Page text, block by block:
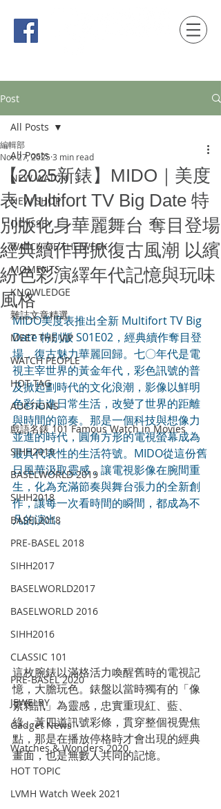
Post
All Posts
NEW WATCH
NEW SHOP
ODYSSEY
WATCH OF THE WEEK
MOMENTS
KNOWLEDGE
雜誌文章精選
MEET THE VIP
WATCH PEOPLE
HOT TAG
AUCTIONS
戲語名錶 101 Famous Watch in Movies
SIHH2019
BASELWORLD 2019
SIHH2018
BASEL2018
PRE-BASEL 2018
SIHH2017
BASELWORLD2017
BASELWORLD 2016
SIHH2016
CLASSIC 101
PRE-BASEL 2020
JEWELRY
Gadget News
Watches & Wonders 2020
HOT TOPIC
LVMH Watch Week 2021
All Posts
【2025新錶】MIDO｜美度
表 Multifort TV Big Date 特
別版化身華麗舞台 奪目登場
經典續作再掀復古風潮 以繽
紛色彩演繹年代記憶與玩味
風格
編輯部
Nov 27, 2025 3 min read
MIDO美度表推出全新 Multifort TV Big
Date 特別版 S01E02，經典續作奪目登
場，復古魅力華麗回歸。七〇年代是電
視主宰世界的黃金年代，彩色訊號的普
及掀起劃時代的文化浪潮，影像以鮮明
色彩走進日常生活，改變了世界的距離
與時間的節奏。那是一個科技與想像力
並進的時代，圓角方形的電視螢幕成為
最具代表性的生活符號。MIDO從這份舊
日風華汲取靈感，讓電視影像在腕間重
生，化為充滿節奏與舞台張力的全新創
作，讓每一次看時間的瞬間，都成為不
凡的演出。
這枚腕錶以滿格活力喚醒舊時的電視記
憶，大膽玩色。錶盤以當時獨有的「像
素雜訊」為靈感，忠實重現紅、藍、
綠、黃四道訊號彩條，貫穿整個視覺焦
點，那是在播放停格時才會出現的經典
畫面，也是無數人共同的記憶。